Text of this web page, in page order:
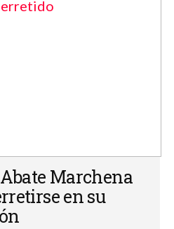
Marchena
en su